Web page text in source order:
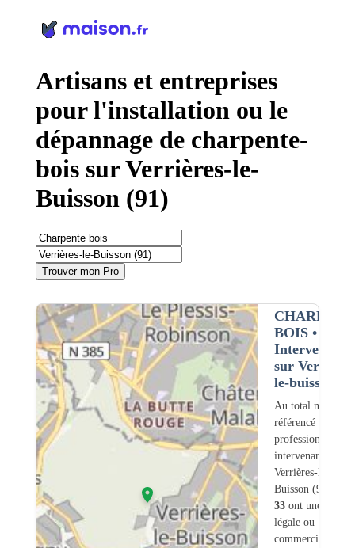
Artisans et entreprises
pour l'installation ou le
dépannage de charpente-
bois sur Verrières-le-
Buisson (91)
Trouver mon Pro
BOIS•
Intervention
sur
le-buisson
Au total nous
référencé
professionnels
intervenant sur
Verrières-le-
Buisson (91) dont
33ont une
légale ou
commerciale dans